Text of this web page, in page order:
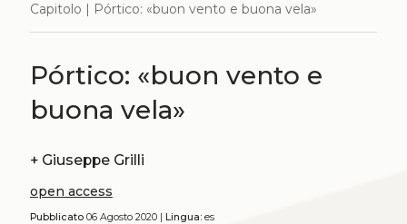
Capitolo | Pórtico: «buon vento e buona vela»
Pórtico: «buon vento e
buona vela»
+ Giuseppe Grilli
open access
Pubblicato06 Agosto 2020 | Lingua:es